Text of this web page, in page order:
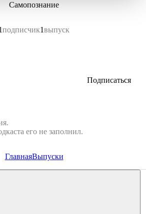
Самопознание
подписчик1выпуск
Подписаться
его не заполнил.
ГлавнаяВыпуски